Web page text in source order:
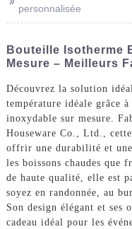
personnalisée
Bouteille Isotherme
Mesure – Meilleurs
Découvrez la solution
température idéale grâce
inoxydable sur mesure.
Houseware Co., Ltd.,
offrir une durabilité et
les boissons chaudes que
de haute qualité, elle est
soyez en randonnée, au
Son design élégant et ses
cadeau idéal pour les